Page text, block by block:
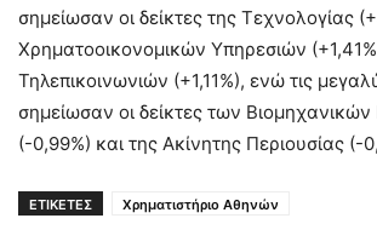
σημείωσαν οι δείκτες της Τεχνολογίας
Χρηματοοικονομικών Υπηρεσιών
Τηλεπικοινωνιών (+1,11%), ενώ τις
σημείωσαν οι δείκτες των
(-0,99%) και της Ακίνητης Περιουσίας (-
ΕΤΙΚΕΤΕΣ Χρηματιστήριο Αθηνών